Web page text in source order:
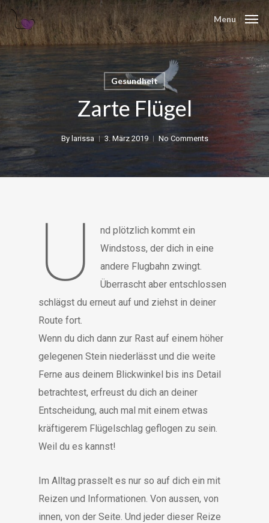
Skip
to
main
content
Menu
Gesundheit
Zarte Flügel
By larissa 3. März 2019 No Comments
U
nd plötzlich kommt ein
Windstoss, der dich in eine
andere Flugbahn zwingt.
Überrascht aber entschlossen
schlägst du erneut auf und ziehst in deiner
Route fort.
Wenn du dich dann zur Rast auf einem höher
gelegenen Stein niederlässt und die weite
Ferne aus deinem Blickwinkel bis ins Detail
betrachtest, erfreust du dich an deiner
Entscheidung, auch mal mit einem etwas
kräftigerem Flügelschlag geflogen zu sein.
Weil du es kannst!
Im Alltag prasselt es nur so auf dich ein mit
Reizen und Informationen. Von aussen, von
innen, von der Seite. Und jeder dieser Reize